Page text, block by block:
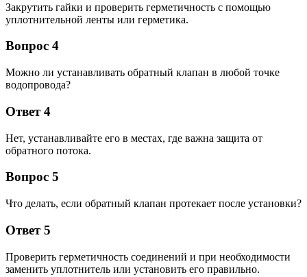
Закрутить гайки и проверить герметичность с помощью
уплотнительной ленты или герметика.
Вопрос 4
Можно ли устанавливать обратный клапан в любой точке
водопровода?
Ответ 4
Нет, устанавливайте его в местах, где важна защита от
обратного потока.
Вопрос 5
Что делать, если обратный клапан протекает после установки?
Ответ 5
Проверить герметичность соединений и при необходимости
заменить уплотнитель или установить его правильно.